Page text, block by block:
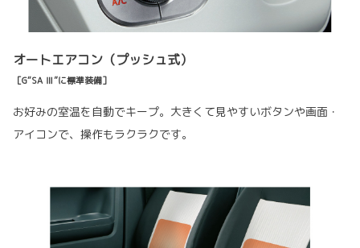
オートエアコン（プッシュ式）
［G“SA Ⅲ”に標準装備］
お好みの室温を自動でキープ。大きくて見やすいボタンや画面・
アイコンで、操作もラクラクです。